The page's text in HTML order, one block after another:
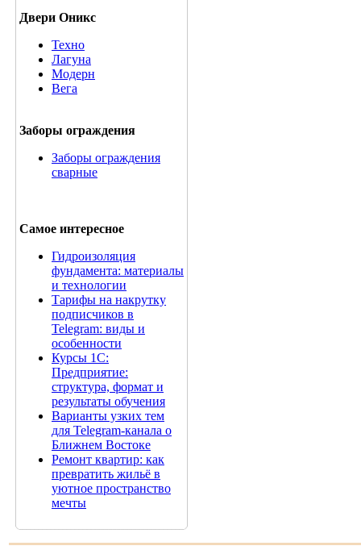
Двери Оникс
Техно
Лагуна
Модерн
Вега
Заборы ограждения
Заборы ограждения
сварные
Самое интересное
Гидроизоляция
фундамента: материалы
и технологии
Тарифы на накрутку
подписчиков в
Telegram: виды и
особенности
Курсы 1С:
Предприятие:
структура, формат и
результаты обучения
Варианты узких тем
для Telegram-канала о
Ближнем Востоке
Ремонт квартир: как
превратить жильё в
уютное пространство
мечты